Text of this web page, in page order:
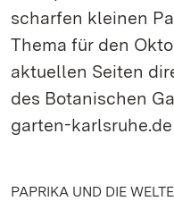
scharfen kleinen
Thema für den
aktuellen Seiten
des Botanischen
garten-karlsruhe.de
PAPRIKA UND DIE